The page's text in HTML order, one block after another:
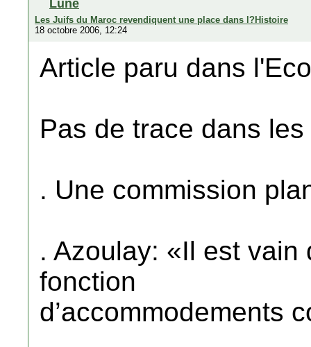
Lune
Les Juifs du Maroc revendiquent une place dans l?Histoire
18 octobre 2006, 12:24
Article paru dans
Pas de trace dans
. Une commission
. Azoulay: «Il est vain
fonction
d’accommodements